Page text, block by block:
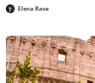
Elena Rava